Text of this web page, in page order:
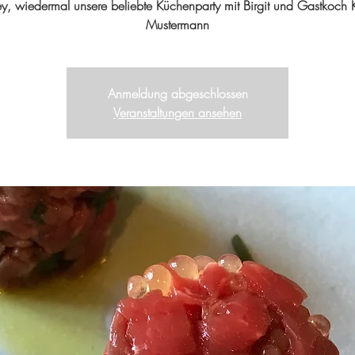
wiedermal unsere beliebte Küchenparty mit Birgit und Gastkoch
Mustermann
Anmeldung abgeschlossen
Veranstaltungen ansehen